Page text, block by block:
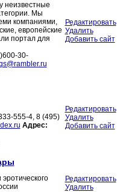
неизвестные
Мы
компаниями,
европейские
портал для
30-
Редактировать
Удалить
Добавить сайт
555-4, 8 (495)
Адрес:
Редактировать
Удалить
Добавить сайт
Редактировать
Удалить